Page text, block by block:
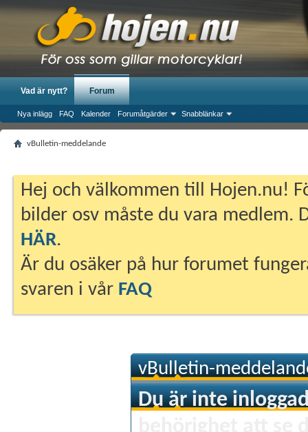
Vad är nytt? Forum
Nya inlägg FAQ Kalender Forumåtgärder Snabblänkar
vBulletin-meddelande
Hej och välkommen till Hojen.nu!
bilder osv måste du vara medlem.
HÄR.
Är du osäker på hur forumet
svaren i vår FAQ
vBulletin-
Du är inte